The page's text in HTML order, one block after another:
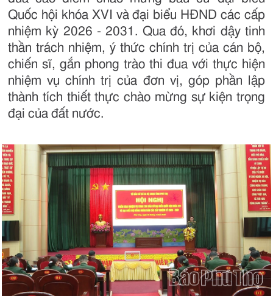
Quốc hội khóa XVI và đại biểu HĐND các cấp
nhiệm kỳ 2026 - 2031. Qua đó, khơi dậy tinh
thần trách nhiệm, ý thức chính trị của cán bộ,
chiến sĩ, gắn phong trào thi đua với thực hiện
nhiệm vụ chính trị của đơn vị, góp phần lập
thành tích thiết thực chào mừng sự kiện trọng
đại của đất nước.